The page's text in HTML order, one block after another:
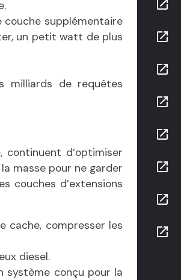
couche supplémentaire
un petit watt de plus
milliards de requêtes
d’optimiser
masse pour ne garder
couches d’extensions
cache, compresser les
diesel.
système conçu pour la
launch
launch
launch
launch
launch
launch
launch
launch